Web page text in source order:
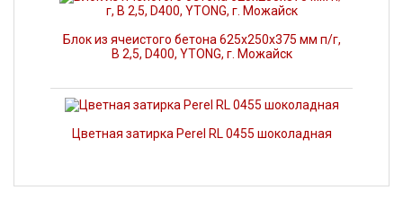
Блок из ячеистого бетона 625х250х375 мм п/г,
В 2,5, D400, YTONG, г. Можайск
Цветная затирка Perel RL 0455 шоколадная